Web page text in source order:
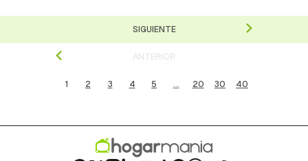
ANTERIOR
1 2 3 4 5 ... 20 30 40
SIGUIENTE